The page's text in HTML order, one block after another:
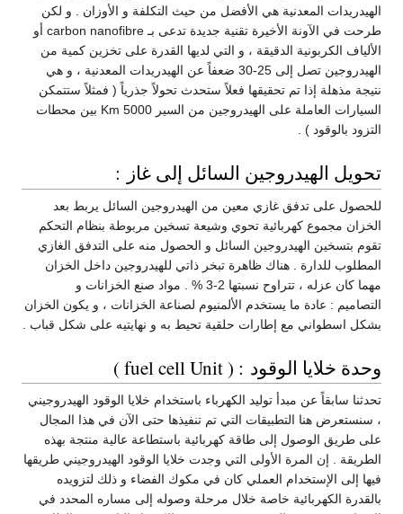
الهيدريدات المعدنية هي الأفضل من حيث التكلفة و الأوزان . و لكن
طرحت في الآونة الأخيرة تقنية جديدة تدعى بـ carbon nanofibre أو
الألياف الكربونية الدقيقة ، و التي لديها القدرة على تخزين كمية من
الهيدروجين تصل إلى 25-30 ضعفاً عن الهيدريدات المعدنية ، و هي
نتيجة مذهلة إذا تم تحقيقها فعلاً ستحدث تحولاً جذرياً ( فمثلاً ستتمكن
السيارات العاملة على الهيدروجين من السير 5000 Km بين محطات
التزود بالوقود ) .
تحويل الهيدروجين السائل إلى غاز :
للحصول على تدفق غازي معين من الهيدروجين السائل يربط بعد
الخزان مجموع كهربائية تحوي وشيعة تسخين مربوطة بنظام التحكم
تقوم بتسخين الهيدروجين السائل و الحصول منه على التدفق الغازي
المطلوب للدارة . هناك ظاهرة تبخر ذاتي للهيدروجين داخل الخزان
مهما كان عزله ، تتراوح نسبتها 2-3 % . مواد صنع الخزانات و
التصاميم : عادة ما يستخدم الألمنيوم لصناعة الخزانات ، و يكون الخزان
بشكل اسطواني مع إطارات حلقية تحيط به و نهايتيه على شكل قباب .
وحدة خلايا الوقود : ( fuel cell Unit )
تحدثنا سابقاً عن مبدأ توليد الكهرباء باستخدام خلايا الوقود الهيدروجيني
، سنستعرض هنا التطبيقات التي تم تنفيذها حتى الآن في هذا المجال
على طريق الوصول إلى طاقة كهربائية باستطاعة عالية منتجة بهذه
الطريقة . إن المرة الأولى التي وجدت خلايا الوقود الهيدروجيني طريقها
فيها إلى الإستخدام العملي كان في مكوك الفضاء و ذلك لتزويده
بالقدرة الكهربائية خاصة خلال مرحلة وصوله إلى مساره المحدد في